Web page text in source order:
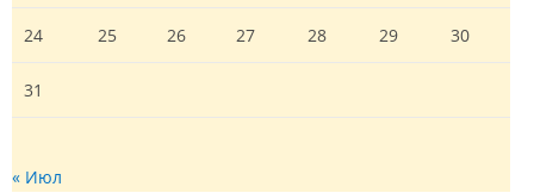
24 25 26 27 28 29 30
31
« Июл